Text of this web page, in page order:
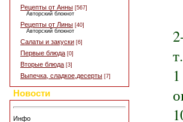
Рецепты от Анны [567]
Авторский блокнот
Рецепты от Лины [40]
Авторский блокнот
Салаты и закуски [6]
Первые блюда [0]
Вторые блюда [3]
Выпечка, сладкое,десерты [7]
Новости
Инфо